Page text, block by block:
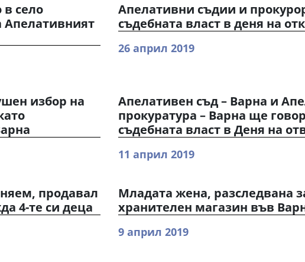
в село
Апелативният
Апелативни съдии и
съдебната власт в деня на
26 април 2019
избор на
Апелативен съд – Варна и
прокуратура – Варна ще
съдебната власт в Деня на
11 април 2019
продавал
4-те си деца
Младата жена, разследвана
хранителен магазин във
9 април 2019